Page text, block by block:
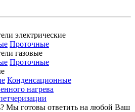
электрические
Проточные
газовые
Проточные
Конденсационные
нагрева
Мы готовы ответить на любой Ваш